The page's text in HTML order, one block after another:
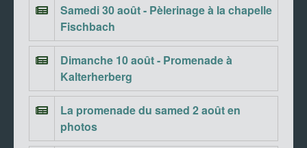
Samedi 30 août - Pèlerinage à la chapelle
Fischbach
Dimanche 10 août - Promenade à
Kalterherberg
La promenade du samed 2 août en
photos